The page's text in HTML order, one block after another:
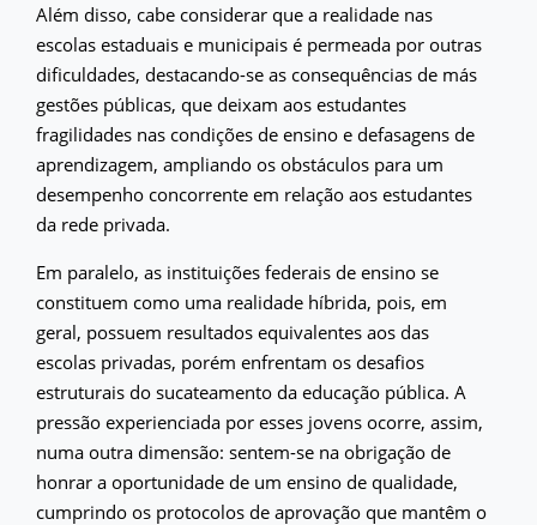
Além disso, cabe considerar que a realidade nas
escolas estaduais e municipais é permeada por outras
dificuldades, destacando-se as consequências de más
gestões públicas, que deixam aos estudantes
fragilidades nas condições de ensino e defasagens de
aprendizagem, ampliando os obstáculos para um
desempenho concorrente em relação aos estudantes
da rede privada.
Em paralelo, as instituições federais de ensino se
constituem como uma realidade híbrida, pois, em
geral, possuem resultados equivalentes aos das
escolas privadas, porém enfrentam os desafios
estruturais do sucateamento da educação pública. A
pressão experienciada por esses jovens ocorre, assim,
numa outra dimensão: sentem-se na obrigação de
honrar a oportunidade de um ensino de qualidade,
cumprindo os protocolos de aprovação que mantêm o